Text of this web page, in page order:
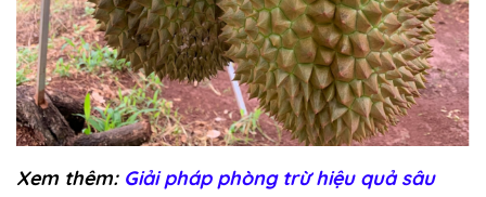
Xem thêm: Giải pháp phòng trừ hiệu quả sâu